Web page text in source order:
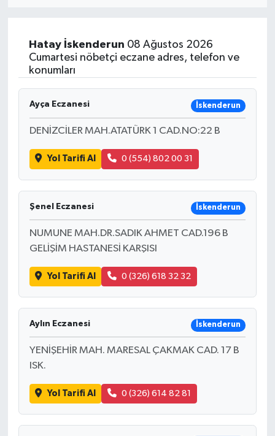
Hatay İskenderun 08 Ağustos 2026
Cumartesi nöbetçi eczane adres, telefon ve
konumları
Ayça Eczanesi İskenderun
DENİZCİLER MAH.ATATÜRK 1 CAD.NO:22 B
Yol Tarifi Al 0 (554) 802 00 31
Şenel Eczanesi İskenderun
NUMUNE MAH.DR.SADIK AHMET CAD.196 B
GELİŞİM HASTANESİ KARŞISI
Yol Tarifi Al 0 (326) 618 32 32
Aylın Eczanesi İskenderun
YENİŞEHİR MAH. MARESAL ÇAKMAK CAD. 17 B
ISK.
Yol Tarifi Al 0 (326) 614 82 81
Sağlık
Magazin
Gündem
Kültür & Sanat
Teknoloji
Bilim
Genel